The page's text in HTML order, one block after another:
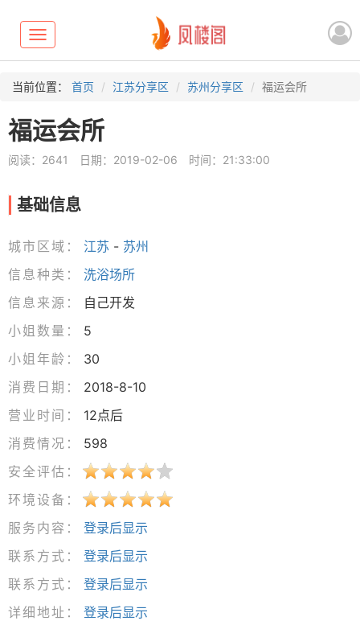
Toggle
navigation
当前位置： 首页 江苏分享区 苏州分享区 福运会所
福运会所
阅读：2641 日期：2019-02-06 时间：21:33:00
基础信息
城市区域： 江苏 - 苏州
信息种类：
洗浴场所
信息来源：
自己开发
小姐数量：
5
小姐年龄：
30
消费日期：
2018-8-10
营业时间：
12点后
消费情况：
598
安全评估：
环境设备：
服务内容：
登录后显示
联系方式：
登录后显示
联系方式：
登录后显示
详细地址：
登录后显示